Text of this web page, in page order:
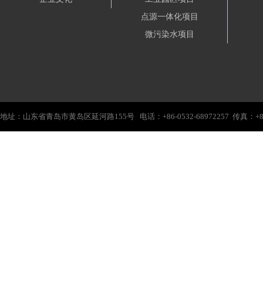
点源一体化项目
微污染水项目
地址：山东省青岛市黄岛区延河路155号 电话：+86-0532-68972257 传真：